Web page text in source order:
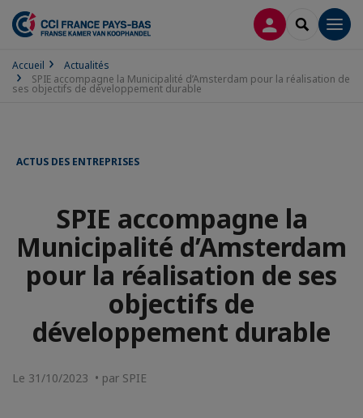
CONNEXION
Accueil
Actualités
SPIE accompagne la Municipalité d’Amsterdam pour la réalisation de
ses objectifs de développement durable
ACTUS DES ENTREPRISES
SPIE accompagne la
Municipalité d’Amsterdam
pour la réalisation de ses
objectifs de
développement durable
Le 31/10/2023 • par SPIE